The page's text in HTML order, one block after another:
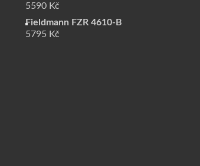
5590 Kč
Fieldmann FZR 4610-B
5795 Kč